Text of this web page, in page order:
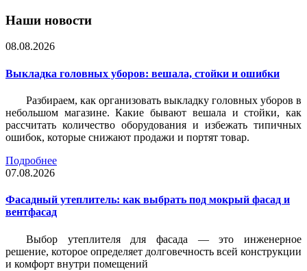
Наши новости
08.08.2026
Выкладка головных уборов: вешала, стойки и ошибки
Разбираем, как организовать выкладку головных уборов в
небольшом магазине. Какие бывают вешала и стойки, как
рассчитать количество оборудования и избежать типичных
ошибок, которые снижают продажи и портят товар.
Подробнее
07.08.2026
Фасадный утеплитель: как выбрать под мокрый фасад и
вентфасад
Выбор утеплителя для фасада — это инженерное
решение, которое определяет долговечность всей конструкции
и комфорт внутри помещений